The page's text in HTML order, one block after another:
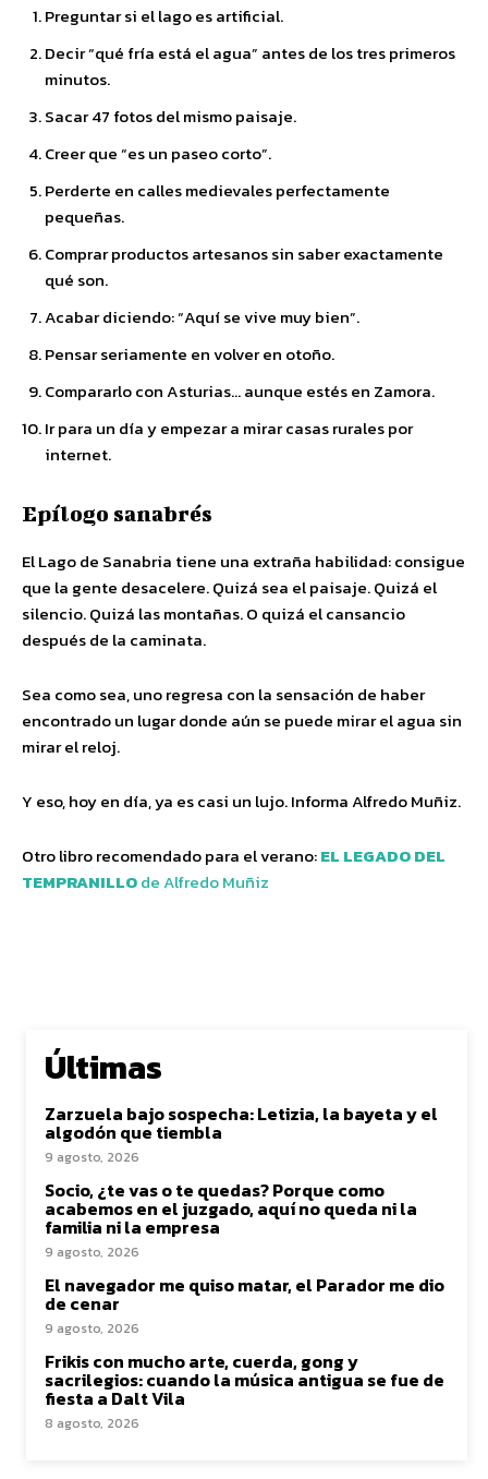
Preguntar si el lago es artificial.
Decir “qué fría está el agua” antes de los tres primeros
minutos.
Sacar 47 fotos del mismo paisaje.
Creer que “es un paseo corto”.
Perderte en calles medievales perfectamente
pequeñas.
Comprar productos artesanos sin saber exactamente
qué son.
Acabar diciendo: “Aquí se vive muy bien”.
Pensar seriamente en volver en otoño.
Compararlo con Asturias… aunque estés en Zamora.
Ir para un día y empezar a mirar casas rurales por
internet.
Epílogo sanabrés
El Lago de Sanabria tiene una extraña habilidad: consigue
que la gente desacelere. Quizá sea el paisaje. Quizá el
silencio. Quizá las montañas. O quizá el cansancio
después de la caminata.
Sea como sea, uno regresa con la sensación de haber
encontrado un lugar donde aún se puede mirar el agua sin
mirar el reloj.
Y eso, hoy en día, ya es casi un lujo. Informa Alfredo Muñiz.
Otro libro recomendado para el verano:EL LEGADO DEL
TEMPRANILLOde Alfredo Muñiz
Últimas
Zarzuela bajo sospecha: Letizia, la bayeta y el
algodón que tiembla
9 agosto, 2026
Socio, ¿te vas o te quedas? Porque como
acabemos en el juzgado, aquí no queda ni la
familia ni la empresa
9 agosto, 2026
El navegador me quiso matar, el Parador me dio
de cenar
9 agosto, 2026
Frikis con mucho arte, cuerda, gong y
sacrilegios: cuando la música antigua se fue de
fiesta a Dalt Vila
8 agosto, 2026